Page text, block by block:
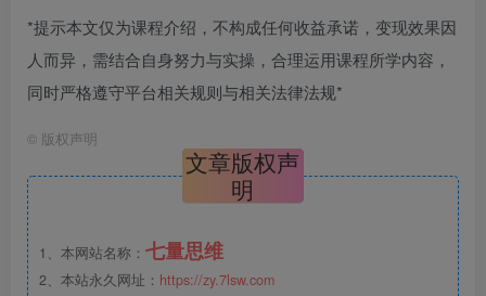
*提示本文仅为课程介绍，不构成任何收益承诺，变现效果因
人而异，需结合自身努力与实操，合理运用课程所学内容，
同时严格遵守平台相关规则与相关法律法规*
© 版权声明
文章版权声
明
1、本网站名称： 七量思维
2、本站永久网址： https://zy.7lsw.com